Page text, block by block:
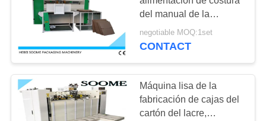
CALIDAD
CONTACTA
CON
NOSOTROS
La impresora Slotter
de Flexo muere
cortador
del manual de la
máquina de la caja
horizontal del cartón
negotiable MOQ:1set
CONTACT
Máquina lisa de la
fabricación de cajas del
cartón del lacre,